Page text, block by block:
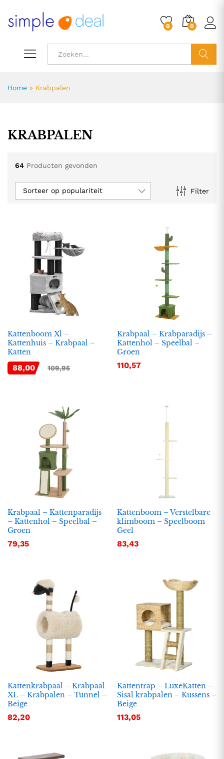
0 0
Home » Krabpalen
KRABPALEN
64 Producten gevonden
Filter
Sorteer op populariteit
Kattenboom Xl –
Kattenhuis – Krabpaal –
Katten
88,00 109,95
Krabpaal – Krabparadijs –
Kattenhol – Speelbal –
Groen
110,57
Krabpaal – Kattenparadijs
– Kattenhol – Speelbal –
Groen
79,35
Kattenboom – Verstelbare
klimboom – Speelboom
Geel
83,43
Kattenkrabpaal – Krabpaal
XL – Krabpalen – Tunnel –
Beige
82,20
Kattentrap – LuxeKatten –
Sisal krabpalen – Kussens –
Beige
113,05